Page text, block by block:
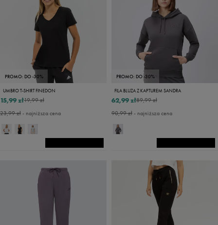
PROMO: DO -30%
UMBRO T-SHIRT FINEDON
19,99 zł
15,99 zł
23,99 zł- najniższa cena
PROMO: DO -30%
FILA BLUZA Z KAPTUREM SANDRA
89,99 zł
62,99 zł
90,99 zł- najniższa cena